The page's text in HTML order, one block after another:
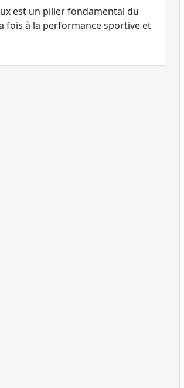
est un pilier fondamental du
fois à la performance sportive et